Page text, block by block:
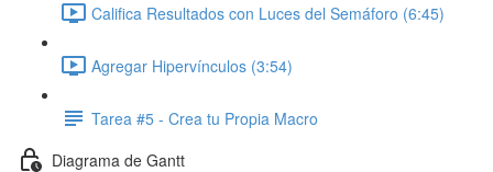
Califica Resultados con Luces del Semáforo (6:45)
Agregar Hipervínculos (3:54)
Tarea #5 - Crea tu Propia Macro
Diagrama de Gantt